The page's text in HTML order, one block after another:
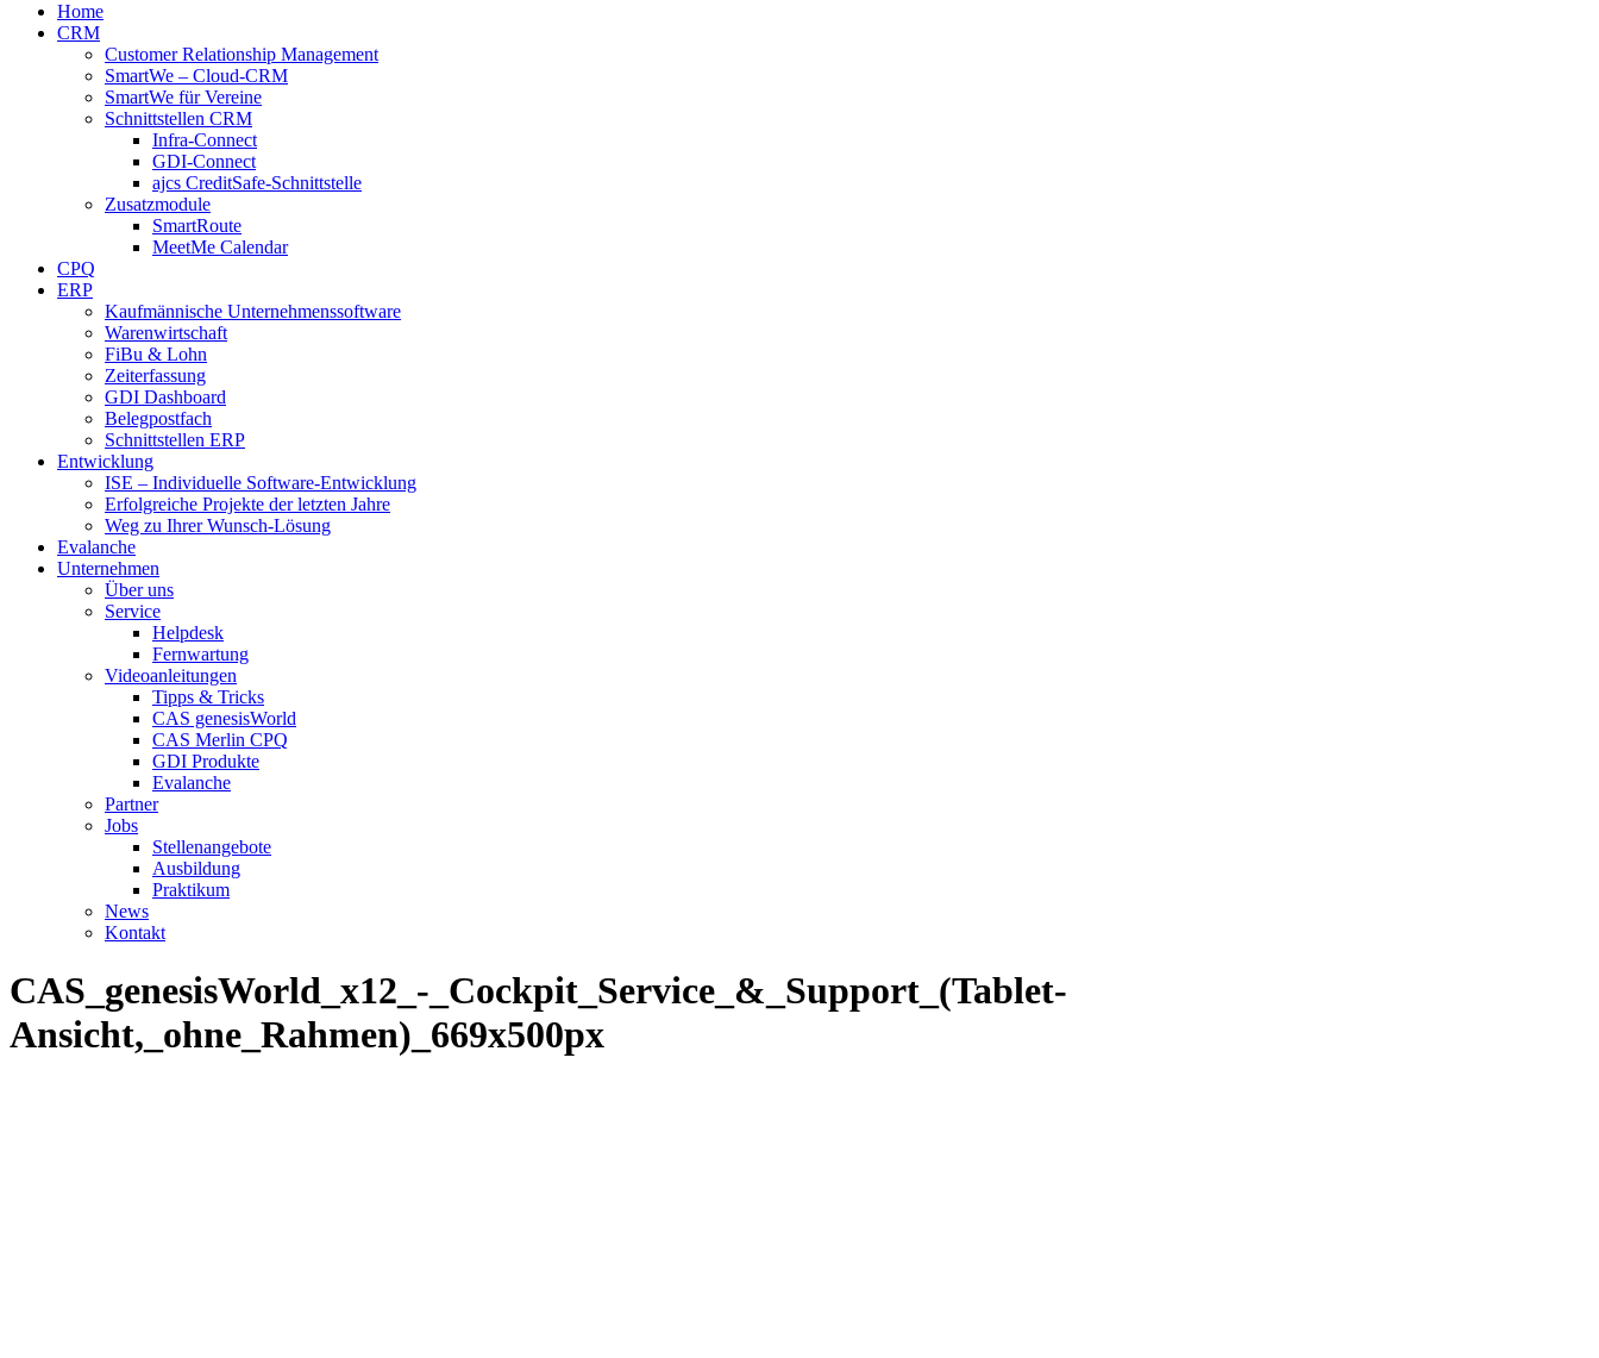
Home
CRM
Customer Relationship Management
SmartWe – Cloud-CRM
SmartWe für Vereine
Schnittstellen CRM
Infra-Connect
GDI-Connect
ajcs CreditSafe-Schnittstelle
Zusatzmodule
SmartRoute
MeetMe Calendar
CPQ
ERP
Kaufmännische Unternehmenssoftware
Warenwirtschaft
FiBu & Lohn
Zeiterfassung
GDI Dashboard
Belegpostfach
Schnittstellen ERP
Entwicklung
ISE – Individuelle Software-Entwicklung
Erfolgreiche Projekte der letzten Jahre
Weg zu Ihrer Wunsch-Lösung
Evalanche
Unternehmen
Über uns
Service
Helpdesk
Fernwartung
Videoanleitungen
Tipps & Tricks
CAS genesisWorld
CAS Merlin CPQ
GDI Produkte
Evalanche
Partner
Jobs
Stellenangebote
Ausbildung
Praktikum
News
Kontakt
CAS_genesisWorld_x12_-_Cockpit_Service_&_Support_(Tablet-
Ansicht,_ohne_Rahmen)_669x500px